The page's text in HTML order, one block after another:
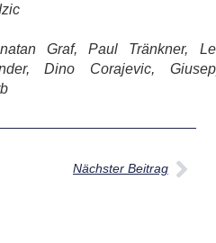
Graf, Paul Tränkner,
Dino Corajevic,
Nächster Beitrag